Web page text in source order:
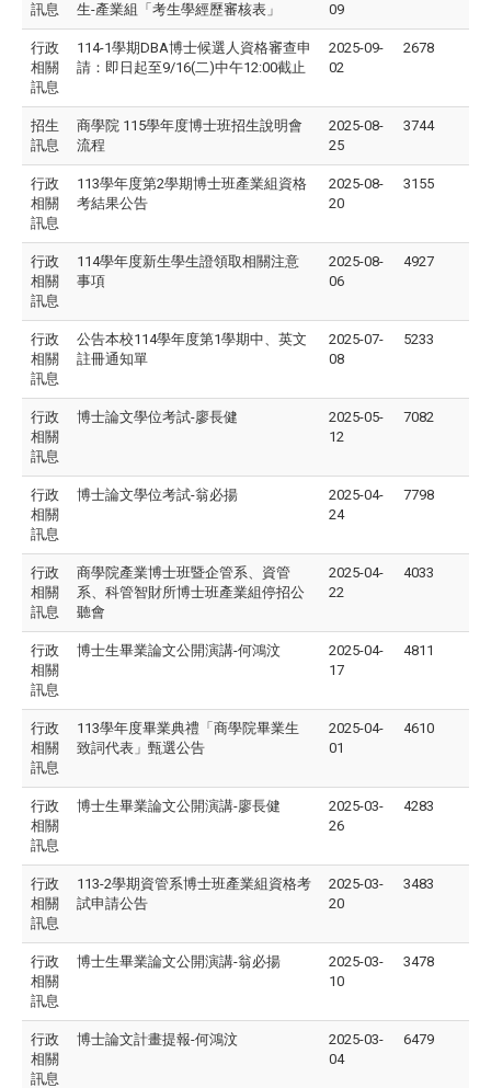
訊息
生-產業組「考生學經歷審核表」
09
行政
相關
訊息
114-1學期DBA博士候選人資格審查申
請：即日起至9/16(二)中午12:00截止
2025-09-
02
2678
招生
訊息
商學院 115學年度博士班招生說明會
流程
2025-08-
25
3744
行政
相關
訊息
113學年度第2學期博士班產業組資格
考結果公告
2025-08-
20
3155
行政
相關
訊息
114學年度新生學生證領取相關注意
事項
2025-08-
06
4927
行政
相關
訊息
公告本校114學年度第1學期中、英文
註冊通知單
2025-07-
08
5233
行政
相關
訊息
博士論文學位考試-廖長健
2025-05-
12
7082
行政
相關
訊息
博士論文學位考試-翁必揚
2025-04-
24
7798
行政
相關
訊息
商學院產業博士班暨企管系、資管
系、科管智財所博⼠班產業組停招公
聽會
2025-04-
22
4033
行政
相關
訊息
博士生畢業論文公開演講-何鴻汶
2025-04-
17
4811
行政
相關
訊息
113學年度畢業典禮「商學院畢業生
致詞代表」甄選公告
2025-04-
01
4610
行政
相關
訊息
博士生畢業論文公開演講-廖長健
2025-03-
26
4283
行政
相關
訊息
113-2學期資管系博士班產業組資格考
試申請公告
2025-03-
20
3483
行政
相關
訊息
博士生畢業論文公開演講-翁必揚
2025-03-
10
3478
行政
相關
訊息
博士論文計畫提報-何鴻汶
2025-03-
04
6479